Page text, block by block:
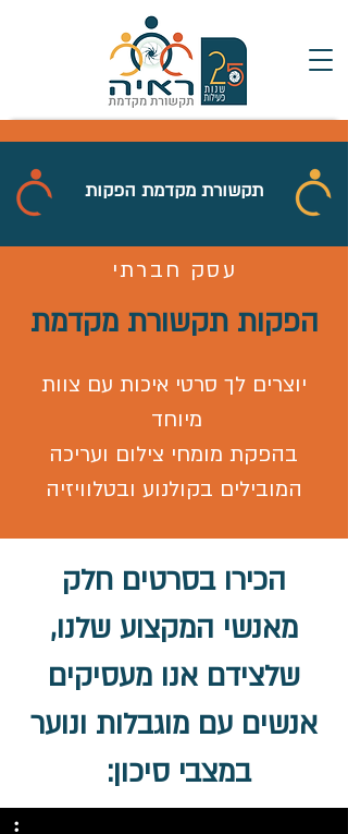
תקשורת מקדמת הפקות
עסק חברתי
הפקות תקשורת מקדמת
יוצרים לך סרטי איכות עם צוות
מיוחד
בהפקת מומחי צילום ועריכה
המובילים בקולנוע ובטלוויזיה
הכירו בסרטים חלק
מאנשי המקצוע שלנו,
שלצידם אנו מעסיקים
אנשים עם מוגבלות ונוער
במצבי סיכון: